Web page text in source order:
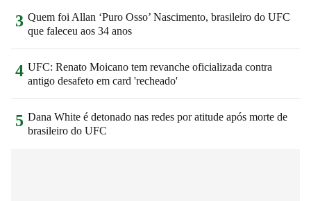
3 Quem foi Allan ‘Puro Osso’ Nascimento, brasileiro do UFC
que faleceu aos 34 anos
4 UFC: Renato Moicano tem revanche oficializada contra
antigo desafeto em card 'recheado'
5 Dana White é detonado nas redes por atitude após morte de
brasileiro do UFC